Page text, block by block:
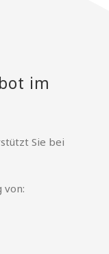
im
Sie bei
von: